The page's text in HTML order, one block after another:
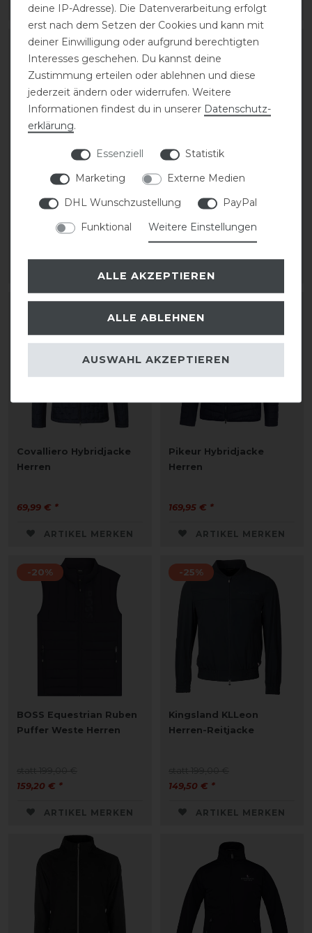
ARTIKEL MERKEN ARTIKEL MERKEN
Equiline Eqcobrik
Unisex-Bomberjacke
ARTIKEL MERKEN
Steppjacke Herren
144,00 € *
ARTIKEL MERKEN
Covalliero Hybridjacke
Herren
69,99 € *
ARTIKEL MERKEN
Pikeur Hybridjacke
Herren
169,95 € *
ARTIKEL MERKEN
-20%
BOSS Equestrian Ruben
Puffer Weste Herren
159,20 € *
ARTIKEL MERKEN
-25%
Kingsland KLLeon
Herren-Reitjacke
149,50 € *
ARTIKEL MERKEN
deine IP-Adresse). Die Datenverarbeitung erfolgt
erst nach dem Setzen der Cookies und kann mit
deiner Einwilligung oder aufgrund berechtigten
Interesses geschehen. Du kannst deine
Zustimmung erteilen oder ablehnen und diese
jederzeit ändern oder widerrufen. Weitere
Informationen findest du in unserer Daten­schutz­
erklärung.
Essenziell
Statistik
Marketing
Externe Medien
DHL Wunschzustellung
PayPal
Funktional
Weitere Einstellungen
ALLE AKZEPTIEREN
ALLE ABLEHNEN
AUSWAHL AKZEPTIEREN